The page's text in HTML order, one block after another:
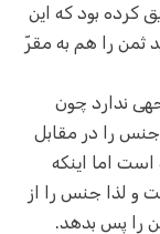
کرده بود که این
ثمن را هم به مقرّ
ندارد چون
را در مقابل
اما اینکه
و لذا جنس را از
را پس بدهد.